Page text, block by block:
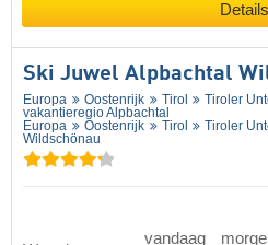
Details
Ski Juwel Alpbachtal
Europa Oostenrijk Tirol Tiroler
vakantieregio Alpbachtal
Europa
Oostenrijk Tirol Tiroler
Wildschönau
vandaag